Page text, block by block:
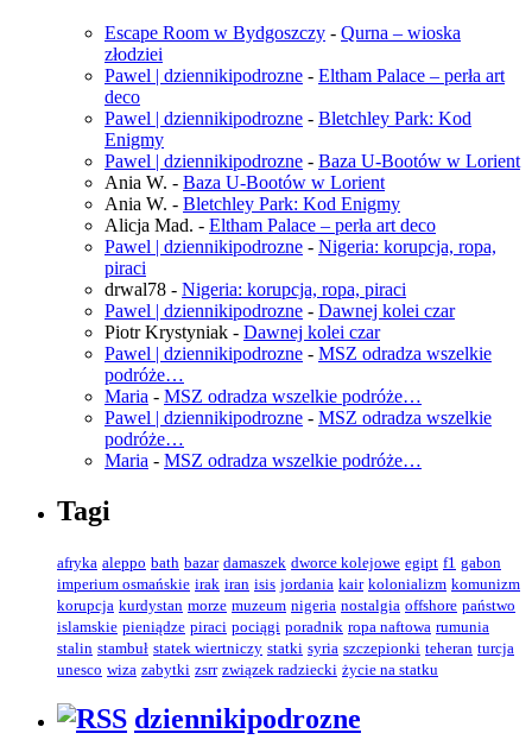
Escape Room w Bydgoszczy - Qurna – wioska
złodziei
Pawel | dziennikipodrozne - Eltham Palace – perła art
deco
Pawel | dziennikipodrozne - Bletchley Park: Kod
Enigmy
Pawel | dziennikipodrozne - Baza U-Bootów w Lorient
Ania W. - Baza U-Bootów w Lorient
Ania W. - Bletchley Park: Kod Enigmy
Alicja Mad. - Eltham Palace – perła art deco
Pawel | dziennikipodrozne - Nigeria: korupcja, ropa,
piraci
drwal78 - Nigeria: korupcja, ropa, piraci
Pawel | dziennikipodrozne - Dawnej kolei czar
Piotr Krystyniak - Dawnej kolei czar
Pawel | dziennikipodrozne - MSZ odradza wszelkie
podróże…
Maria - MSZ odradza wszelkie podróże…
Pawel | dziennikipodrozne - MSZ odradza wszelkie
podróże…
Maria - MSZ odradza wszelkie podróże…
Tagi
afryka aleppo bath bazar damaszek dworce kolejowe egipt f1 gabon
imperium osmańskie irak iran isis jordania kair kolonializm komunizm
korupcja kurdystan morze muzeum nigeria nostalgia offshore państwo
islamskie pieniądze piraci pociągi poradnik ropa naftowa rumunia
stalin stambuł statek wiertniczy statki syria szczepionki teheran turcja
unesco wiza zabytki zsrr związek radziecki życie na statku
dziennikipodrozne